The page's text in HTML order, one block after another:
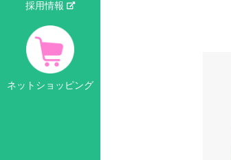
採用情報
ネットショッピング